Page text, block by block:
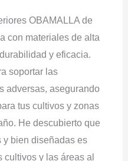
OBAMALLA de
con materiales de alta
y eficacia.
soportar las
adversas, asegurando
tus cultivos y zonas
He descubierto que
y bien diseñadas es
y las áreas al